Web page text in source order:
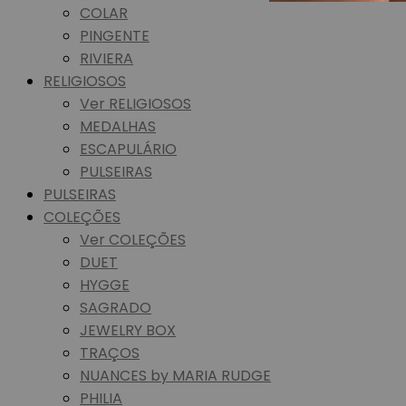
COLAR
PINGENTE
RIVIERA
RELIGIOSOS
Ver RELIGIOSOS
MEDALHAS
ESCAPULÁRIO
PULSEIRAS
PULSEIRAS
COLEÇÕES
Ver COLEÇÕES
DUET
HYGGE
SAGRADO
JEWELRY BOX
TRAÇOS
NUANCES by MARIA RUDGE
PHILIA